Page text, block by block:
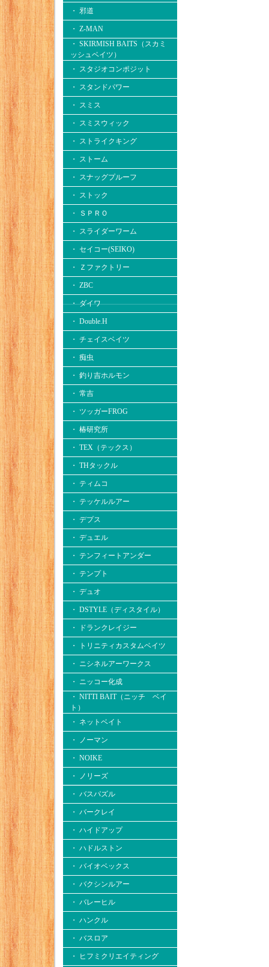
・ 邪道
・ Z-MAN
・ SKIRMISH BAITS（スカミ
ッシュベイツ）
・ スタジオコンポジット
・ スタンドパワー
・ スミス
・ スミスウィック
・ ストライクキング
・ ストーム
・ スナッグプルーフ
・ ストック
・ ＳＰＲＯ
・ スライダーワーム
・ セイコー(SEIKO)
・ Ｚファクトリー
・ ZBC
・ ダイワ
・ Double.H
・ チェイスベイツ
・ 痴虫
・ 釣り吉ホルモン
・ 常吉
・ ツッガーFROG
・ 椿研究所
・ TEX（テックス）
・ THタックル
・ ティムコ
・ テッケルルアー
・ デプス
・ デュエル
・ テンフィートアンダー
・ テンプト
・ デュオ
・ DSTYLE（ディスタイル）
・ ドランクレイジー
・ トリニティカスタムベイツ
・ ニシネルアーワークス
・ ニッコー化成
・ NITTI BAIT（ニッチ ベイ
ト）
・ ネットベイト
・ ノーマン
・ NOIKE
・ ノリーズ
・ バスパズル
・ バークレイ
・ ハイドアップ
・ ハドルストン
・ バイオベックス
・ バクシンルアー
・ バレーヒル
・ ハンクル
・ バスロア
・ ヒフミクリエイティング